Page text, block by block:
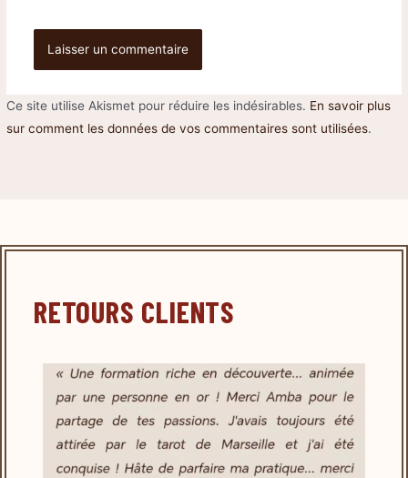
Ce site utilise Akismet pour réduire les indésirables. En savoir plus
sur comment les données de vos commentaires sont utilisées.
RETOURS CLIENTS